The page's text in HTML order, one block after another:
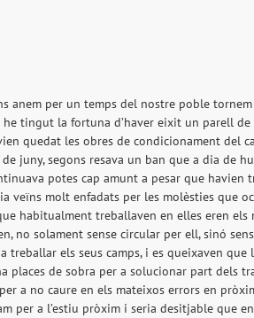
anem per un temps del nostre poble
he tingut la fortuna d’haver eixit un parell
quedat les obres de condicionament del
de juny, segons resava un ban que a dia de
potes cap amunt a pesar que
veïns molt enfadats per les molèsties que
habitualment treballaven en elles eren
no solament sense circular per ell, sinó
treballar els seus camps, i es queixaven
places de sobra per a solucionar part dels
a no caure en els mateixos errors en
per a l’estiu pròxim i seria desitjable que